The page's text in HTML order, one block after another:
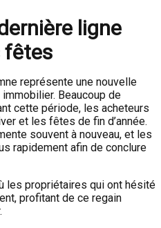
ligne
fêtes
représente une nouvelle
Beaucoup de
cette période, les acheteurs
et les fêtes de fin d’année.
souvent à nouveau, et les
rapidement afin de conclure
les propriétaires qui ont hésité
profitant de ce regain